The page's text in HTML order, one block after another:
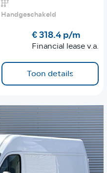
Handgeschakeld
€ 318.4 p/m
Financial lease v.a.
Toon details